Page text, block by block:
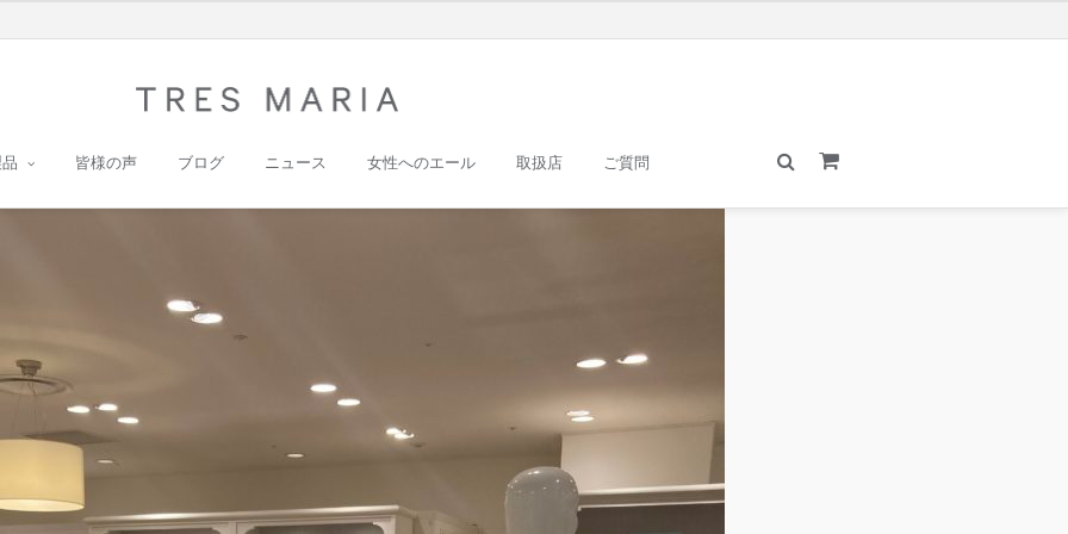
皆様の声 ブログ ニュース 女性へのエール 取扱店 ご質問